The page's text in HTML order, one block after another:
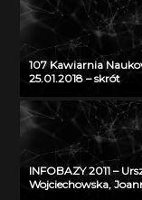
107 Kawiarnia
25.01.2018 – skrót
INFOBAZY 2011 –
Wojciechowska,